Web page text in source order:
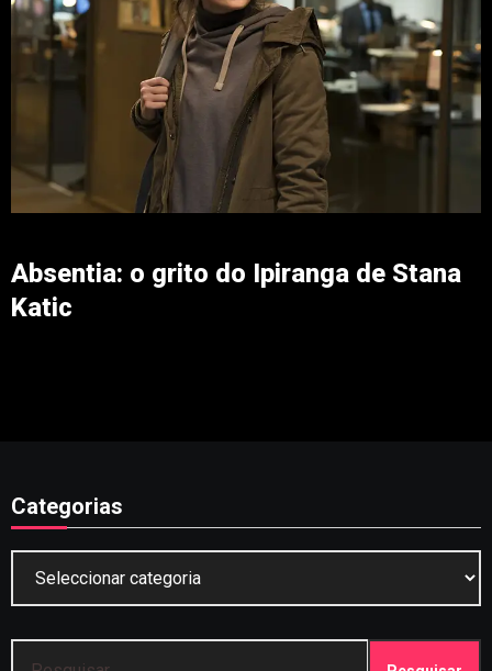
Absentia: o grito do Ipiranga de Stana
Katic
Categorias